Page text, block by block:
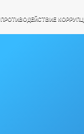
ПРОТИВОДЕЙСТВИЕ